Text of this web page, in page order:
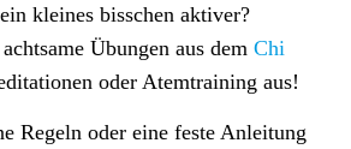
kleines bisschen aktiver?
achtsame Übungen aus dem Chi
oder Atemtraining aus!
Regeln oder eine feste Anleitung